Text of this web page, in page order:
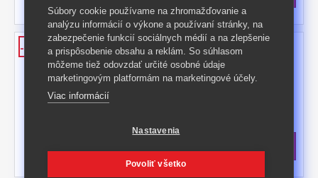
-40% 263 € **
-43%
Skriňa policová 2-dverová BEST
dub
farebné prevedenie dub Sonoma 3 police,
rozmer police (š/h) 78 × 33 cm
Skladom>5 ks
254,50 € **
Súbory cookie používame na zhromažďovanie a
analýzu informácií o výkone a používaní stránky, na
zabezpečenie funkcií sociálnych médií a na zlepšenie
a prispôsobenie obsahu a reklám. So súhlasom
môžeme tiež odovzdať určité osobné údaje
marketingovým platformám na marketingové účely.
Viac informácií
Nastavenia
Povoliť všetko